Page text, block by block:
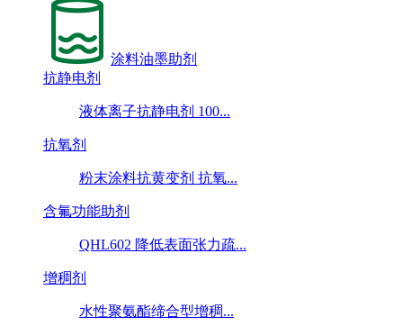
涂料油墨助剂
抗静电剂
液体离子抗静电剂 100...
抗氧剂
粉末涂料抗黄变剂 抗氧...
含氟功能助剂
QHL602 降低表面张力疏...
增稠剂
水性聚氨酯缔合型增稠...